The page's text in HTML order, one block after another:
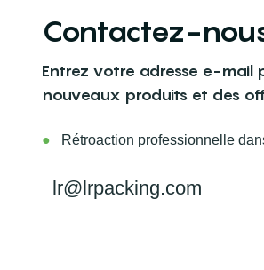
Contactez-
Entrez votre adresse e-mail
nouveaux produits et des
● Rétroaction professionnelle
lr@lrpacking.com